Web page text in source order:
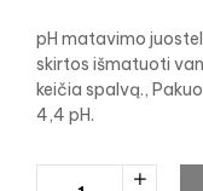
pH matavimo
skirtos išmatuoti
keičia spalvą.,
4,4 pH.